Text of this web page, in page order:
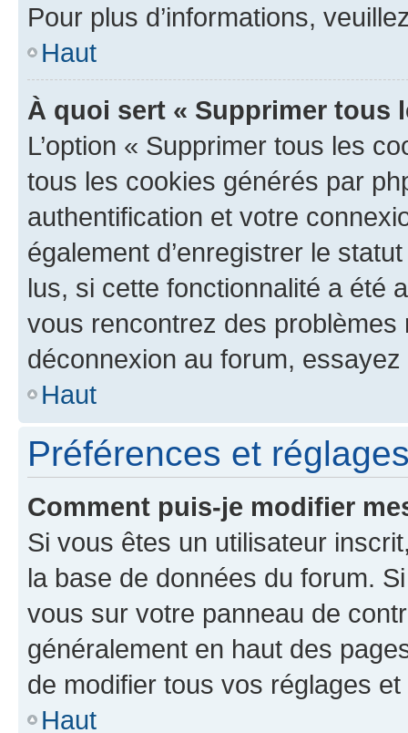
Pour plus d’informations,
Haut
À quoi sert « Supprimer tous
L’option « Supprimer tous les
tous les cookies générés par
authentification et votre
également d’enregistrer le
lus, si cette fonctionnalité a été
vous rencontrez des
déconnexion au forum,
Haut
Préférences et
Comment puis-je modifier
Si vous êtes un utilisateur
la base de données du forum.
vous sur votre panneau de
généralement en haut des
de modifier tous vos réglages
Haut